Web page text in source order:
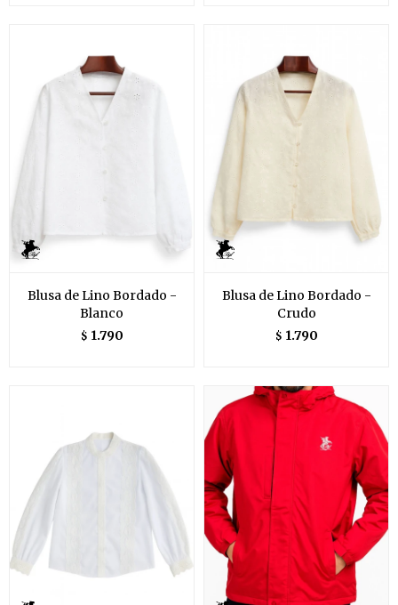
Blusa de Lino Bordado -
Blanco
$ 1.790
Blusa de Lino Bordado -
Crudo
$ 1.790